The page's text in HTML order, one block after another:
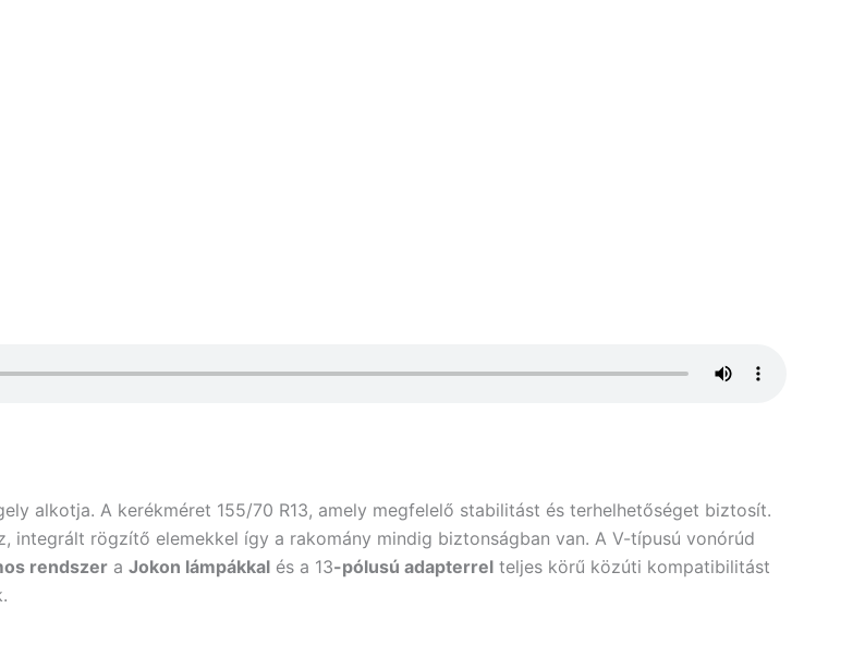
alkotja. A kerékméret 155/70 R13, amely megfelelő stabilitást és terhelhetőséget biztosít.
integrált rögzítő elemekkel így a rakomány mindig biztonságban van. A V-típusú vonórúd
rendszer a Jokon lámpákkal és a 13-pólusú adapterrel teljes körű közúti kompatibilitást